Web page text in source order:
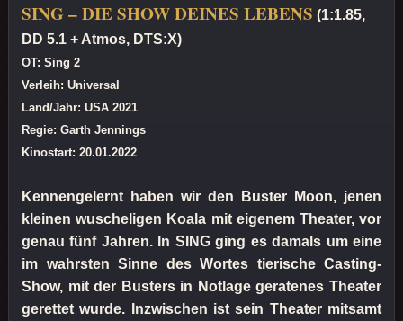
SING – DIE SHOW DEINES LEBENS (1:1.85,
DD 5.1 + Atmos, DTS:X)
OT: Sing 2
Verleih: Universal
Land/Jahr: USA 2021
Regie: Garth Jennings
Kinostart: 20.01.2022
Kennengelernt haben wir den Buster Moon, jenen
kleinen wuscheligen Koala mit eigenem Theater, vor
genau fünf Jahren. In SING ging es damals um eine
im wahrsten Sinne des Wortes tierische Casting-
Show, mit der Busters in Notlage geratenes Theater
gerettet wurde. Inzwischen ist sein Theater mitsamt